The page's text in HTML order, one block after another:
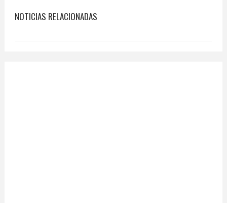
NOTICIAS RELACIONADAS